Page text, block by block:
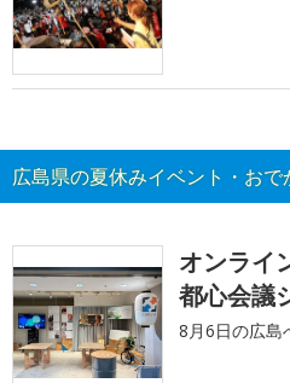
広島県の夏休みイベント・おで
オンライ
都心会議
8月6日の広島